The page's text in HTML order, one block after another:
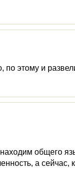
по этому и
общего
а сейчас,